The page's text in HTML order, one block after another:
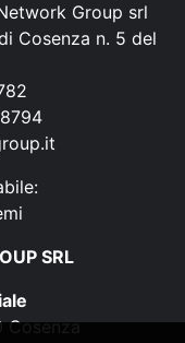
Group srl
Cosenza n. 5 del
SRL
Cosenza